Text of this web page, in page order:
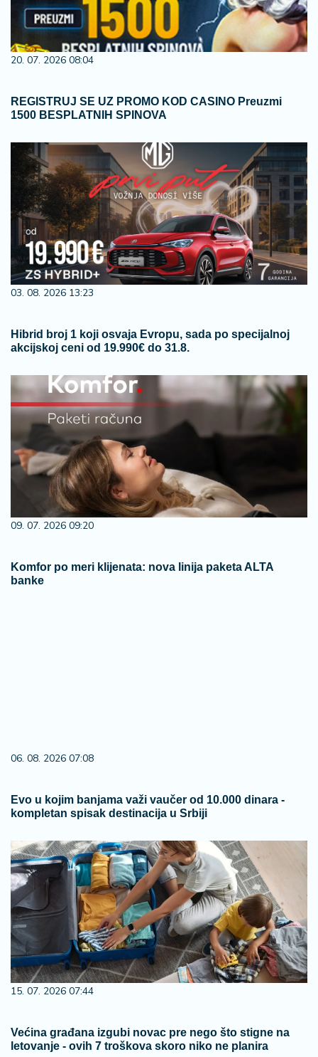
20. 07. 2026 08:04
REGISTRUJ SE UZ PROMO KOD CASINO Preuzmi
1500 BESPLATNIH SPINOVA
03. 08. 2026 13:23
Hibrid broj 1 koji osvaja Evropu, sada po specijalnoj
akcijskoj ceni od 19.990€ do 31.8.
09. 07. 2026 09:20
Komfor po meri klijenata: nova linija paketa ALTA
banke
06. 08. 2026 07:08
Evo u kojim banjama važi vaučer od 10.000 dinara -
kompletan spisak destinacija u Srbiji
15. 07. 2026 07:44
Većina građana izgubi novac pre nego što stigne na
letovanje - ovih 7 troškova skoro niko ne planira